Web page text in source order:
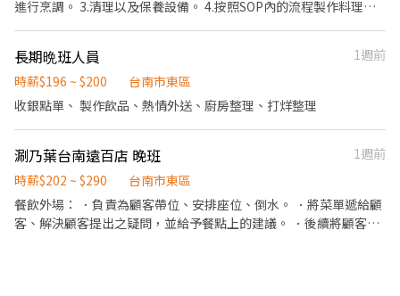
進行烹調。 3.清理以及保養設備。 4.按照SOP內的流程製作料理。
鋪作業程序。 4.進行簡易餐飲之料理，如：製作沙拉、調配飲料
等。 5.負責結帳、收銀之工作。 6.協助店主管店務管理。
長期晩班人員
1週前
時薪$196 ~ $200
台南市東區
收銀點單、 製作飲品、熱情外送、廚房整理、打烊整理
涮乃葉台南遠百店 晚班
1週前
時薪$202 ~ $290
台南市東區
餐飲外場： ．負責為顧客帶位、安排座位、倒水。 ．將菜單遞給顧
客、解決顧客提出之疑問，並給予餐點上的建議。 ．後續將顧客點